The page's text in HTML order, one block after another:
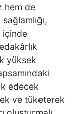
ANI
BU HALE
hem de
içinde
yüksek
edecek
ve tüketerek